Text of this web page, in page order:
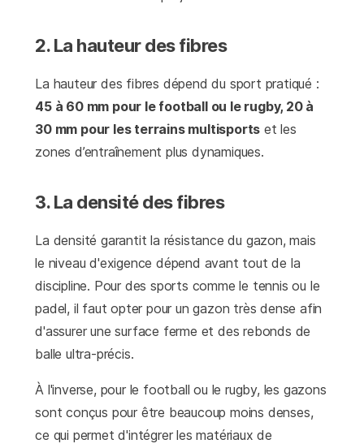
2. La hauteur des fibres
La hauteur des fibres dépend du sport pratiqué :
45 à 60 mm pour le football ou le rugby, 20 à
30 mm pour les terrains multisports et les
zones d’entraînement plus dynamiques.
3. La densité des fibres
La densité garantit la résistance du gazon, mais
le niveau d'exigence dépend avant tout de la
discipline. Pour des sports comme le tennis ou le
padel, il faut opter pour un gazon très dense afin
d'assurer une surface ferme et des rebonds de
balle ultra-précis.
À l'inverse, pour le football ou le rugby, les gazons
sont conçus pour être beaucoup moins denses,
ce qui permet d'intégrer les matériaux de